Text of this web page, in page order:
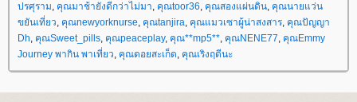
ปรศุราม, คุณมาช้ายังดีกว่าไม่มา, คุณtoor36, คุณสองแผ่นดิน, คุณนายแว่น
ขยันเที่ยว, คุณnewyorknurse, คุณtanjira, คุณแมวเซาผู้น่าสงสาร, คุณปัญญา
Dh, คุณSweet_pills, คุณpeaceplay, คุณ**mp5**, คุณNENE77, คุณEmmy
Journey พากิน พาเที่ยว, คุณดอยสะเก็ด, คุณเริงฤดีนะ